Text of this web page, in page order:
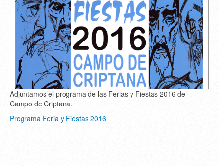
Adjuntamos el programa de las Ferias y Fiestas 2016 de
Campo de Criptana.
Programa Feria y Fiestas 2016